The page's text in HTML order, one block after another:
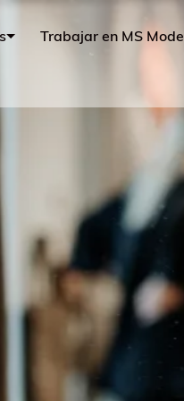
Trabajar en MS Mode